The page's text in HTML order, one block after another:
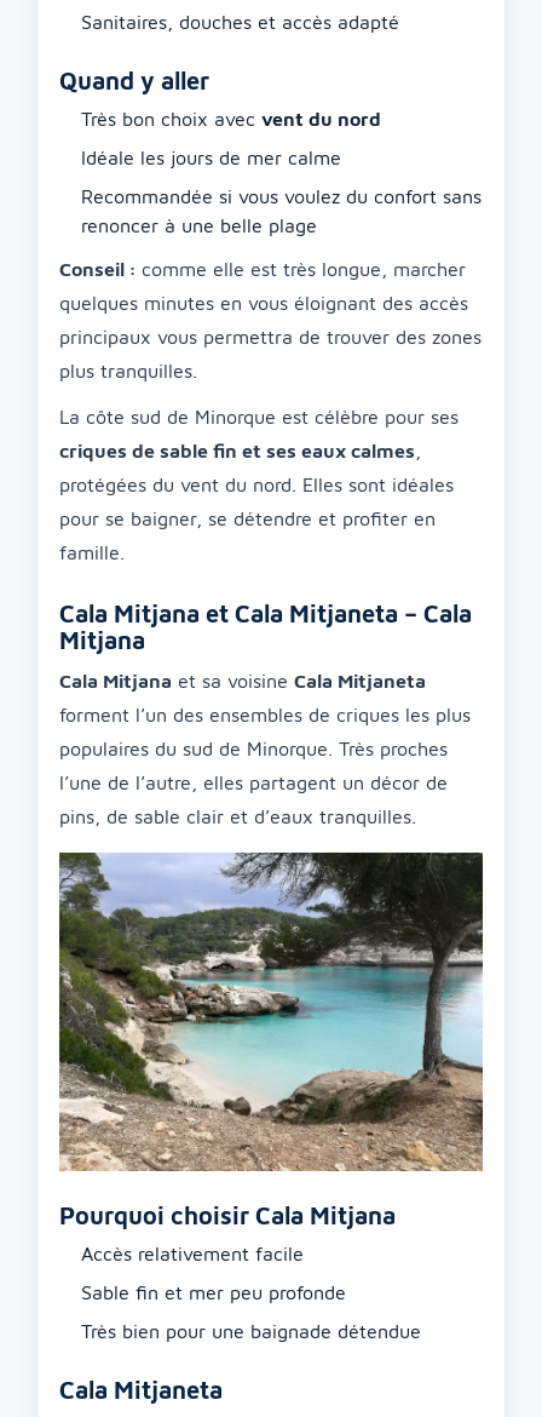
Sanitaires, douches et accès adapté
Quand y aller
Très bon choix avec vent du nord
Idéale les jours de mer calme
Recommandée si vous voulez du confort sans
renoncer à une belle plage
Conseil : comme elle est très longue, marcher
quelques minutes en vous éloignant des accès
principaux vous permettra de trouver des zones
plus tranquilles.
La côte sud de Minorque est célèbre pour ses
criques de sable fin et ses eaux calmes
protégées du vent du nord. Elles sont idéales
pour se baigner, se détendre et profiter en
famille.
Cala Mitjana et Cala Mitjaneta – Cala
Mitjana
Cala Mitjana et sa voisine Cala Mitjaneta
forment l’un des ensembles de criques les plus
populaires du sud de Minorque. Très proches
l’une de l’autre, elles partagent un décor de
pins, de sable clair et d’eaux tranquilles.
Pourquoi choisir Cala Mitjana
Accès relativement facile
Sable fin et mer peu profonde
Très bien pour une baignade détendue
Cala Mitjaneta